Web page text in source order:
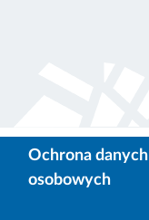
Ochrona danych
osobowych